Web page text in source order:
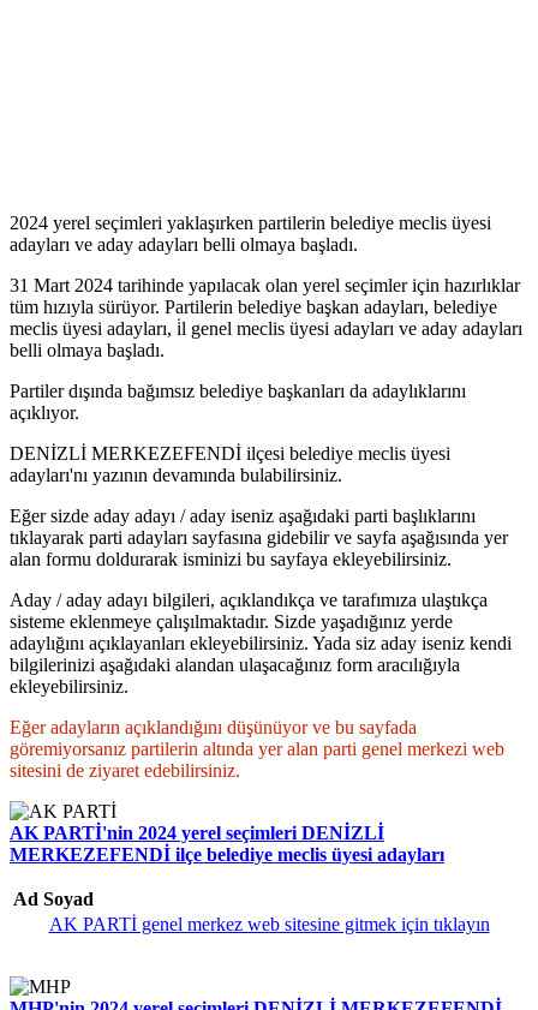
2024 yerel seçimleri yaklaşırken partilerin belediye meclis üyesi
adayları ve aday adayları belli olmaya başladı.
31 Mart 2024 tarihinde yapılacak olan yerel seçimler için hazırlıklar
tüm hızıyla sürüyor. Partilerin belediye başkan adayları, belediye
meclis üyesi adayları, i̇l genel meclis üyesi adayları ve aday adayları
belli olmaya başladı.
Partiler dışında bağımsız belediye başkanları da adaylıklarını
açıklıyor.
DENİZLİ MERKEZEFENDİ ilçesi belediye meclis üyesi
adayları'nı yazının devamında bulabilirsiniz.
Eğer sizde aday adayı / aday iseniz aşağıdaki parti başlıklarını
tıklayarak parti adayları sayfasına gidebilir ve sayfa aşağısında yer
alan formu doldurarak isminizi bu sayfaya ekleyebilirsiniz.
Aday / aday adayı bilgileri, açıklandıkça ve tarafımıza ulaştıkça
sisteme eklenmeye çalışılmaktadır. Sizde yaşadığınız yerde
adaylığını açıklayanları ekleyebilirsiniz. Yada siz aday iseniz kendi
bilgilerinizi aşağıdaki alandan ulaşacağınız form aracılığıyla
ekleyebilirsiniz.
Eğer adayların açıklandığını düşünüyor ve bu sayfada
göremiyorsanız partilerin altında yer alan parti genel merkezi web
sitesini de ziyaret edebilirsiniz.
AK PARTİ'nin 2024 yerel seçimleri DENİZLİ
MERKEZEFENDİ ilçe belediye meclis üyesi adayları
Ad Soyad
AK PARTİ genel merkez web sitesine gitmek için tıklayın